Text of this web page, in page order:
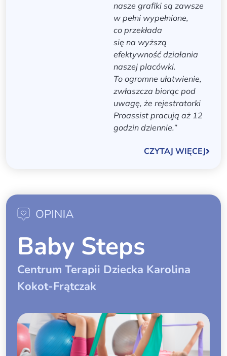
nasze grafiki są zawsze
w pełni wypełnione,
co przekłada
się na wyższą
efektywność działania
naszej placówki.
To ogromne ułatwienie,
zwłaszcza biorąc pod
uwagę, że rejestratorki
Proassist pracują aż 12
godzin dziennie.”
CZYTAJ WIĘCEJ
Baby Steps
Centrum Terapii Dziecka Karolina
Kokot-Frątczak